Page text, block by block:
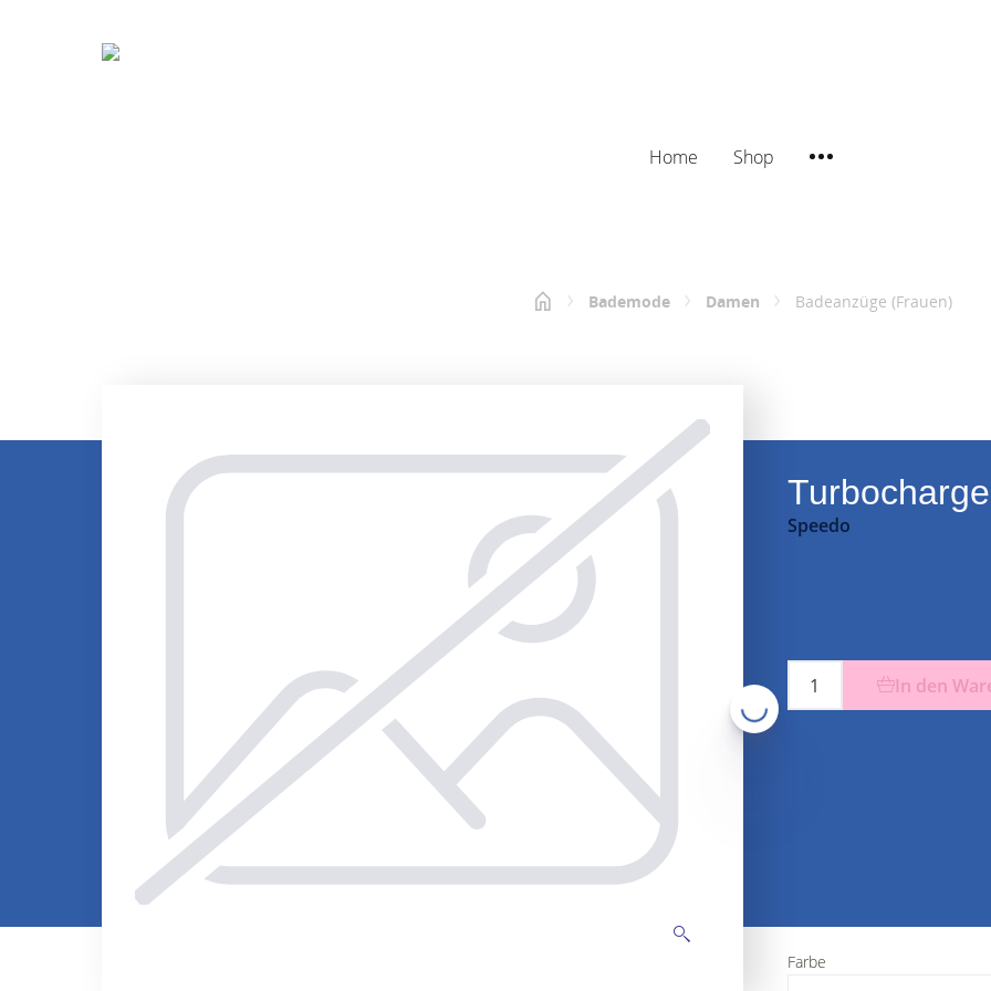
Home Shop
Bademode Damen Badeanzüge (Frauen)
Turbocharge
Speedo
In den
Farbe